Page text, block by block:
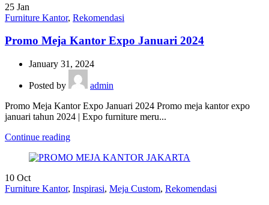
25 Jan
Furniture Kantor, Rekomendasi
Promo Meja Kantor Expo Januari 2024
January 31, 2024
Posted by
admin
Promo Meja Kantor Expo Januari 2024 Promo meja kantor expo
januari tahun 2024 | Expo furniture meru...
Continue reading
10 Oct
Furniture Kantor, Inspirasi, Meja Custom, Rekomendasi